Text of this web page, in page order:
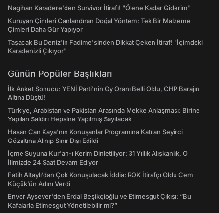
Nagihan Karadere'den Survivor İtirafı! "Ölene Kadar Giderim"
Kuruyan Çimleri Canlandıran Doğal Yöntem: Tek Bir Malzeme
Çimleri Daha Gür Yapıyor
Taşacak Bu Deniz'in Fadime'sinden Dikkat Çeken İtiraf! "İçimdeki
Karadenizli Çıkıyor"
Günün Popüler Başlıkları
İlk Anket Sonucu: YENİ Parti'nin Oy Oranı Belli Oldu, CHP Barajın
Altına Düştü!
Türkiye, Arabistan ve Pakistan Arasında Mekke Anlaşması: Birine
Yapılan Saldırı Hepsine Yapılmış Sayılacak
Hasan Can Kaya’nın Konuşanlar Programına Katılan Seyirci
Gözaltına Alınıp Sınır Dışı Edildi
İçme Suyuna Kur'an-ı Kerim Dinletiliyor: 31 Yıllık Alışkanlık, O
İlimizde 24 Saat Devam Ediyor
Fatih Altaylı’dan Çok Konuşulacak İddia: ROK İtirafçı Oldu Cem
Küçük’ün Adını Verdi
Enver Aysever'den Erdal Beşikçioğlu ve Etimesgut Çıkışı: “Bu
Kafalarla Etimesgut Yönetilebilir mi?”